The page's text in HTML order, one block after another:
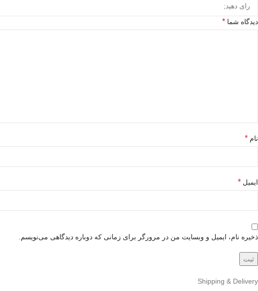
دیدگاه شما *
نام *
ایمیل *
ذخیره نام، ایمیل و وبسایت من در مرورگر برای زمانی که دوباره دیدگاهی می‌نویسم.
Shipping & Delivery